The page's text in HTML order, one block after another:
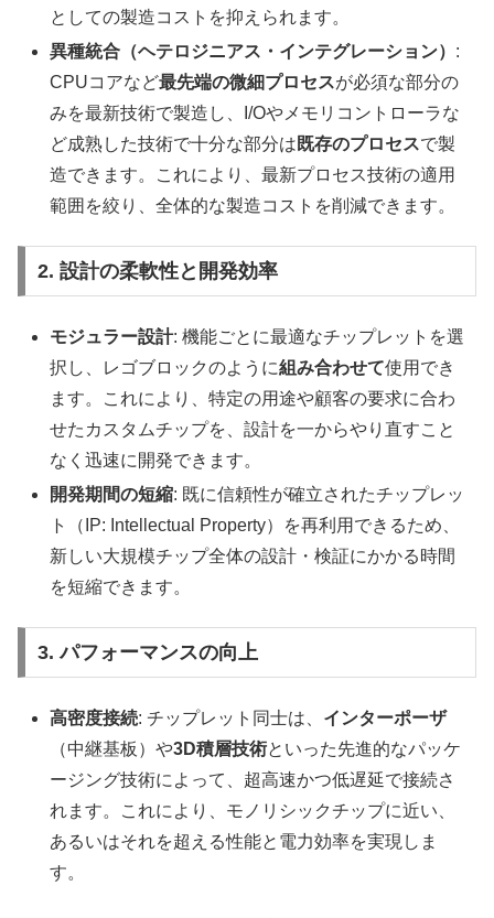
としての製造コストを抑えられます。
異種統合（ヘテロジニアス・インテグレーション） :
CPUコアなど最先端の微細プロセスが必須な部分の
みを最新技術で製造し、I/Oやメモリコントローラな
ど成熟した技術で十分な部分は 既存のプロセスで製
造できます。これにより、最新プロセス技術の適用
範囲を絞り、全体的な製造コストを削減できます。
2. 設計の柔軟性と開発効率
モジュラー設計: 機能ごとに最適なチップレットを選
択し、レゴブロックのように組み合わせて使用でき
ます。これにより、特定の用途や顧客の要求に合わ
せたカスタムチップを、設計を一からやり直すこと
なく迅速に開発できます。
開発期間の短縮: 既に信頼性が確立されたチップレッ
ト（IP: Intellectual Property）を再利用できるため、
新しい大規模チップ全体の設計・検証にかかる時間
を短縮できます。
3. パフォーマンスの向上
高密度接続: チップレット同士は、 インターポーザ
（中継基板）や3D積層技術といった先進的なパッケ
ージング技術によって、超高速かつ低遅延で接続さ
れます。これにより、モノリシックチップに近い、
あるいはそれを超える性能と電力効率を実現しま
す。